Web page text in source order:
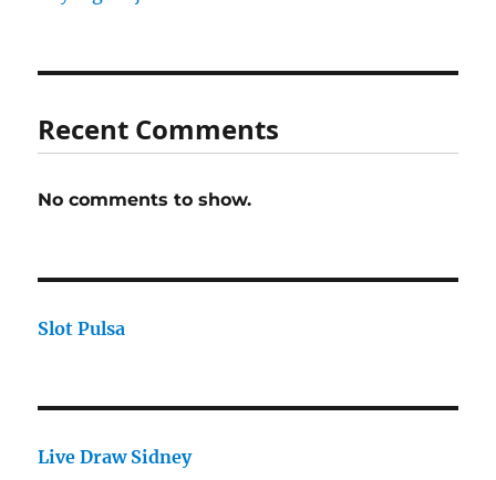
Recent Comments
No comments to show.
Slot Pulsa
Live Draw Sidney